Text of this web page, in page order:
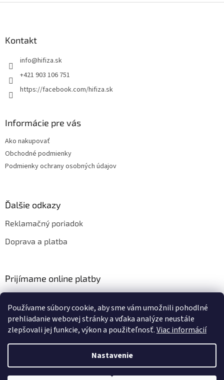
Používame súbory cookie, aby sme vám umožnili pohodlné
prehliadanie webovej stránky a vďaka analýze neustále
zlepšovali jej funkcie, výkon a použiteľnosť.Viac informácií
Nastavenie
v
v
Kontakt
info@hifiza.sk
+421 903 106 751
https://facebook.com/hifiza.sk
Informácie pre vás
Ako nakupovať
Obchodné podmienky
Podmienky ochrany osobných údajov
Ďalšie odkazy
Reklamačný poriadok
Doprava a platba
Prijímame online platby